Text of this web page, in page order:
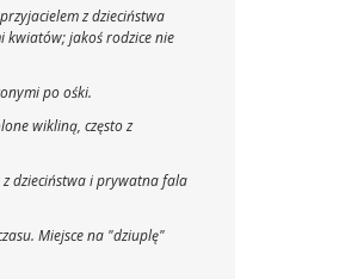
z dzieciństwa
kwiatów; jakoś rodzice nie
po ośki.
wikliną, często z
z dzieciństwa i prywatna fala
Miejsce na "dziuplę"